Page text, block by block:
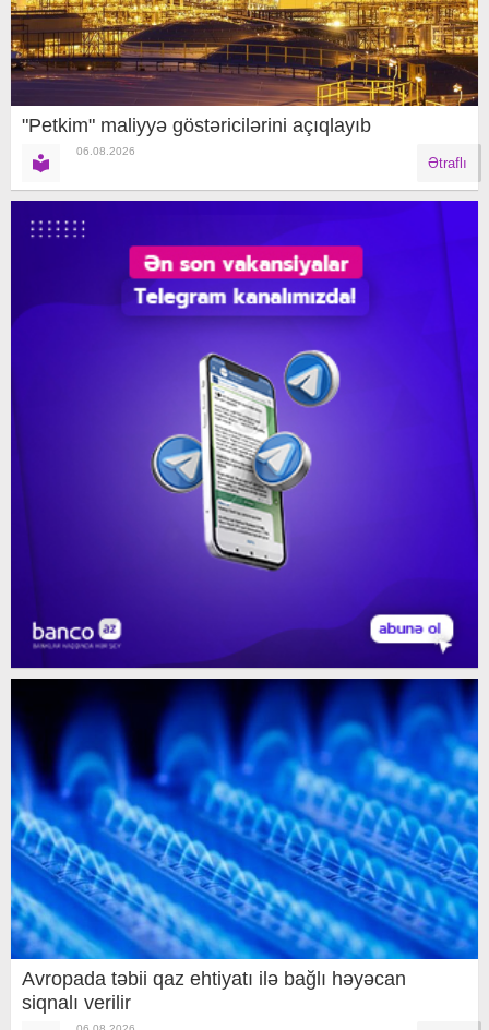
"Petkim" maliyyə göstəricilərini açıqlayıb
06.08.2026
Ətraflı
Avropada təbii qaz ehtiyatı ilə bağlı həyəcan
siqnalı verilir